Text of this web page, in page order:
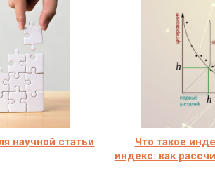
научной статьи
Что такое
индекс: как